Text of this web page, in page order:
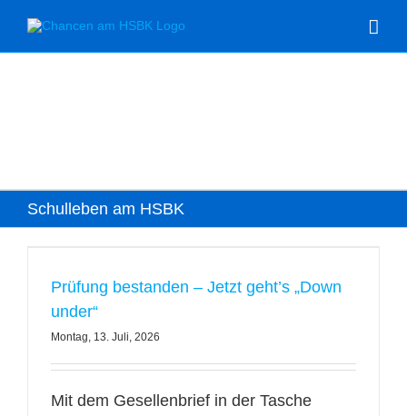
Inhalt
springen
Schulleben am HSBK
Prüfung bestanden – Jetzt geht’s „Down
under“
Montag, 13. Juli, 2026
Mit dem Gesellenbrief in der Tasche